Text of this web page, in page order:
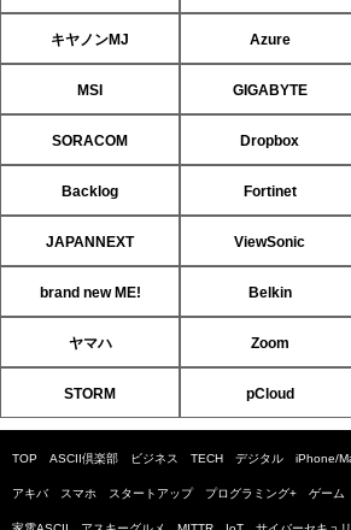
キヤノンMJ Azure
MSI GIGABYTE
SORACOM Dropbox
Backlog Fortinet
JAPANNEXT ViewSonic
brand new ME! Belkin
ヤマハ Zoom
STORM pCloud
TOP ASCII倶楽部 ビジネス TECH デジタル iPhone/
アキバ スマホ スタートアップ プログラミング+ ゲーム